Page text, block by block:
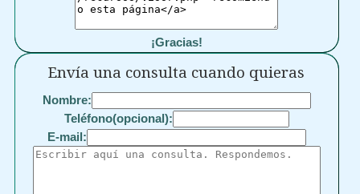
¡Gracias!
Envía una consulta cuando quieras
Nombre:
Teléfono(opcional):
E-mail: